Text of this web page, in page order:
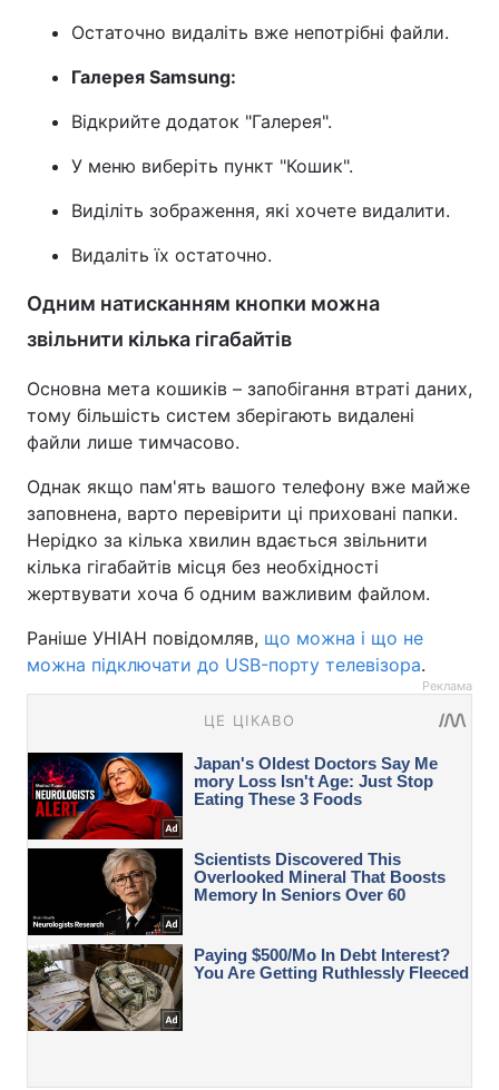
Остаточно видаліть вже непотрібні файли.
Галерея Samsung:
Відкрийте додаток "Галерея".
У меню виберіть пункт "Кошик".
Виділіть зображення, які хочете видалити.
Видаліть їх остаточно.
Одним натисканням кнопки можна
звільнити кілька гігабайтів
Основна мета кошиків – запобігання втраті даних,
тому більшість систем зберігають видалені
файли лише тимчасово.
Однак якщо пам'ять вашого телефону вже майже
заповнена, варто перевірити ці приховані папки.
Нерідко за кілька хвилин вдається звільнити
кілька гігабайтів місця без необхідності
жертвувати хоча б одним важливим файлом.
Раніше УНІАН повідомляв, що можна і що не
можна підключати до USB-порту телевізора.
Реклама